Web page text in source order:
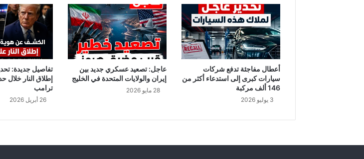
أعطال مفاجئة تدفع شركات
سيارات كبرى إلى استدعاء أكثر من
146 ألف مركبة
3 يوليو 2026
عاجل: تصعيد عسكري جديد بين
إيران والولايات المتحدة في الخليج
28 مايو 2026
تفاصيل جديدة:
إطلاق النار خلال
ترامب
26 أبريل 2026